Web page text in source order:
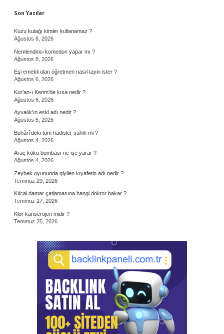
Sidebar
Son Yazılar
Kuzu kulağı kimler kullanamaz ?
Ağustos 8, 2026
Nemlendirici komedon yapar mı ?
Ağustos 8, 2026
Eşi emekli olan öğretmen nasıl tayin ister ?
Ağustos 6, 2026
Kur’an-ı Kerim’de kısa nedir ?
Ağustos 6, 2026
Ayvalık’ın eski adı nedir ?
Ağustos 5, 2026
Buhârî’deki tüm hadisler sahih mi ?
Ağustos 4, 2026
Araç koku bombası ne işe yarar ?
Ağustos 4, 2026
Zeybek oyununda giyilen kıyafetin adı nedir ?
Temmuz 29, 2026
Kılcal damar çatlamasına hangi doktor bakar ?
Temmuz 27, 2026
Klor kanserojen midir ?
Temmuz 25, 2026